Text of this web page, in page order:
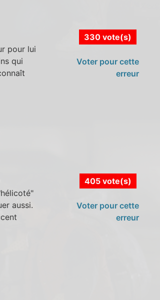
pour lui
qui
330 vote(s)
Voter pour cette
erreur
aussi.
405 vote(s)
Voter pour cette
erreur